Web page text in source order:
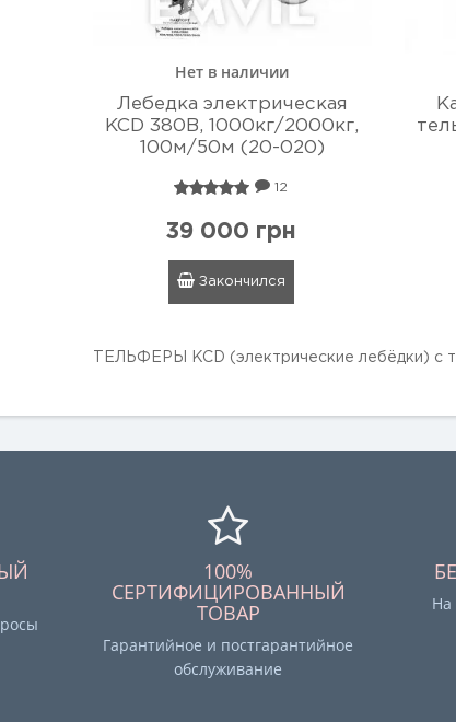
Нет в наличии
Лебедка электрическая
KCD 380В, 1000кг/2000кг,
100м/50м (20-020)
12
39 000 грн
Закончился
ТЕЛЬФЕРЫ KCD (электрические лебёдки) с
100%
СЕРТИФИЦИРОВАННЫЙ
ТОВАР
Гарантийное и постгарантийное
обслуживание
На